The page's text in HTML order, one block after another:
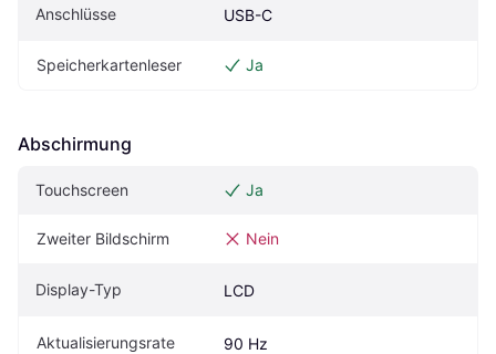
Anschlüsse USB-C
Speicherkartenleser Ja
Abschirmung
Touchscreen Ja
Zweiter Bildschirm Nein
Display-Typ LCD
Aktualisierungsrate 90 Hz